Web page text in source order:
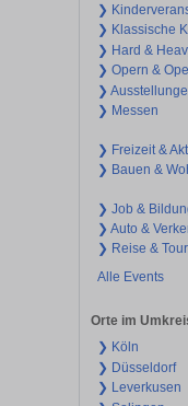
❯
❯ Klassische
❯ Hard &
❯ Opern &
❯
❯ Messen
❯ Freizeit &
❯ Bauen &
❯ Job &
❯ Auto &
❯ Reise &
Alle Events
Orte im
❯ Köln
❯ Düsseldorf
❯ Leverkusen